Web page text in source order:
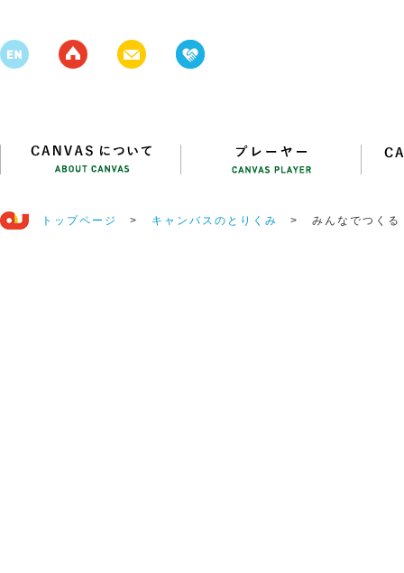
トップページ > キャンバスのとりくみ > みんなでつく